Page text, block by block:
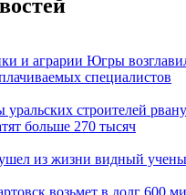
и аграрии Югры
специалистов
уральских строителей
больше 270 тысяч
из жизни видный
возьмет в долг 600